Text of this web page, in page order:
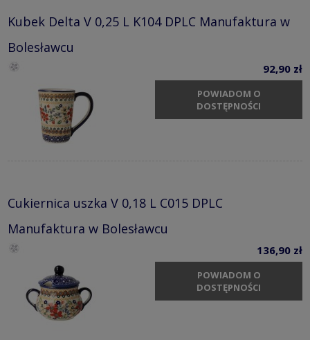
Kubek Delta V 0,25 L K104 DPLC Manufaktura w
Bolesławcu
92,90 zł
POWIADOM O
DOSTĘPNOŚCI
Cukiernica uszka V 0,18 L C015 DPLC
Manufaktura w Bolesławcu
136,90 zł
POWIADOM O
DOSTĘPNOŚCI